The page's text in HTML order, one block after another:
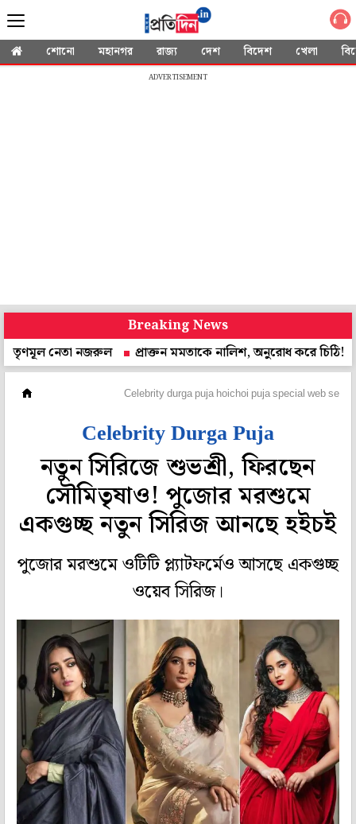
শোনো মহানগর রাজ্য দেশ বিদেশ খেলা
ADVERTISEMENT
Breaking News
নেতা নজরুল
প্রাক্তন মমতাকে নালিশ, অনুরোধ করে চিঠি! উত্তর দেবেন
Celebrity durga puja hoichoi puja special web series
Celebrity Durga Puja
নতুন সিরিজে শুভশ্রী, ফিরছেন
সৌমিতৃষাও! পুজোর মরশুমে
একগুচ্ছ নতুন সিরিজ আনছে হইচই
পুজোর মরশুমে ওটিটি প্ল্যাটফর্মেও আসছে একগুচ্ছ
ওয়েব সিরিজ।